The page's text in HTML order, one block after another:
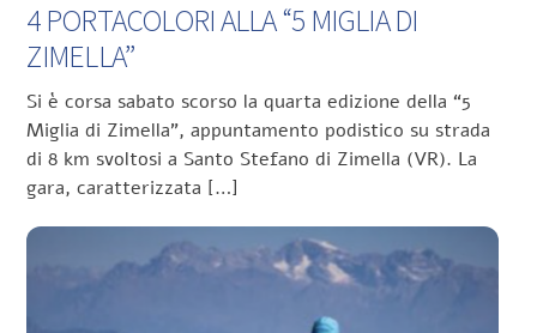
4 PORTACOLORI ALLA “5 MIGLIA DI
ZIMELLA”
Si è corsa sabato scorso la quarta edizione della “5
Miglia di Zimella”, appuntamento podistico su strada
di 8 km svoltosi a Santo Stefano di Zimella (VR). La
gara, caratterizzata […]